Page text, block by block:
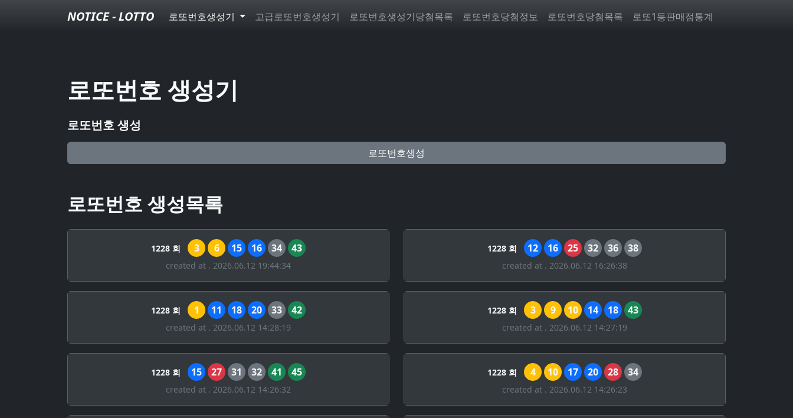
NOTICE - LOTTO 로또번호생성기 고급로또번호생성기 로또번호생성기당첨목록 로또번호당첨정보 로또번호당첨목록 로또1등판매점통계
로또번호 생성기
로또번호 생성
로또번호생성
로또번호 생성목록
1228 회 3 6 15 16 34 43
created at . 2026.06.12 19:44:34
1228 회 12 16 25 32 36 38
created at . 2026.06.12 16:26:38
1228 회 1 11 18 20 33 42
created at . 2026.06.12 14:28:19
1228 회 3 9 10 14 18 43
created at . 2026.06.12 14:27:19
1228 회 15 27 31 32 41 45
created at . 2026.06.12 14:26:32
1228 회 4 10 17 20 28 34
created at . 2026.06.12 14:26:23